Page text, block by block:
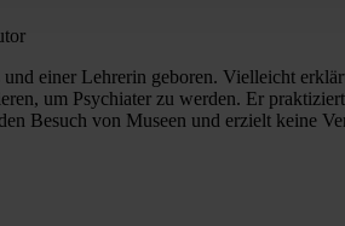
einer Lehrerin geboren. Vielleicht
um Psychiater zu werden. Er
Besuch von Museen und erzielt keine